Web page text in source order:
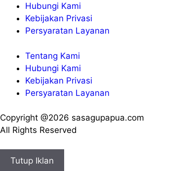
Hubungi Kami
Kebijakan Privasi
Persyaratan Layanan
Tentang Kami
Hubungi Kami
Kebijakan Privasi
Persyaratan Layanan
Copyright @2026 sasagupapua.com
All Rights Reserved
Tutup Iklan